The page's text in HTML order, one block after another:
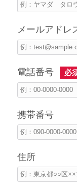
メールアドレ
電話番号 必
携帯番号
住所